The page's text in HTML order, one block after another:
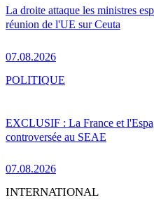
La droite attaque les ministres
réunion de l'UE sur Ceuta
07.08.2026
EXCLUSIF : La France et
controversée au SEAE
07.08.2026
POLITIQUE
INTERNATIONAL